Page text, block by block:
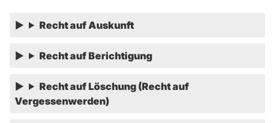
Recht auf Auskunft
Recht auf Berichtigung
Recht auf Löschung (Recht auf
Vergessenwerden)